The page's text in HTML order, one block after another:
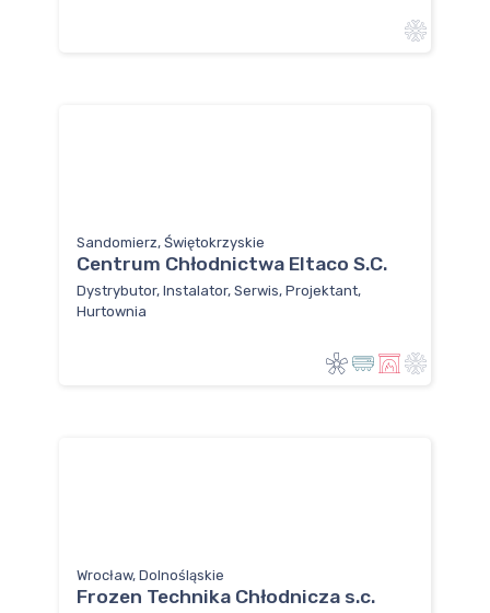
Sandomierz, Świętokrzyskie
Centrum Chłodnictwa Eltaco S.C.
Dystrybutor, Instalator, Serwis, Projektant,
Hurtownia
Wrocław, Dolnośląskie
Frozen Technika Chłodnicza s.c.